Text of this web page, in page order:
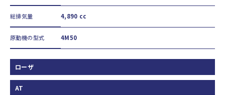
総排気量 4,890 cc
原動機の型式 4M50
ローザ
AT